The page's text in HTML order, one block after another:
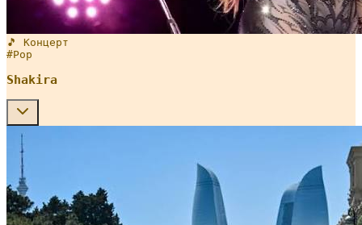
🎵 Концерт
#Pop
Shakira